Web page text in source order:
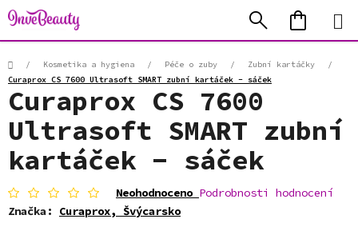
Přejít
na
obsah
Hledat
KOŠÍK
Domů/ Kosmetika a hygiena / Péče o zuby / Zubní kartáčky
/
Curaprox CS 7600 Ultrasoft SMART zubní kartáček - sáček
Curaprox CS 7600
Ultrasoft SMART zubní
kartáček - sáček
Průměrné
hodnocení
produktu
Neohodnoceno Podrobnosti hodnocení
Značka: Curaprox, Švýcarsko